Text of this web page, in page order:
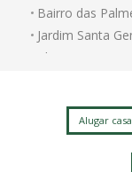
Bairro das
Jardim Santa
Chacara
Vila Rossi
Alugar